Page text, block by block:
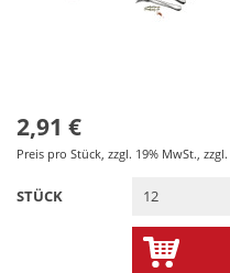
2,91 €
Preis pro Stück, zzgl. 19% MwSt., zzgl.
STÜCK